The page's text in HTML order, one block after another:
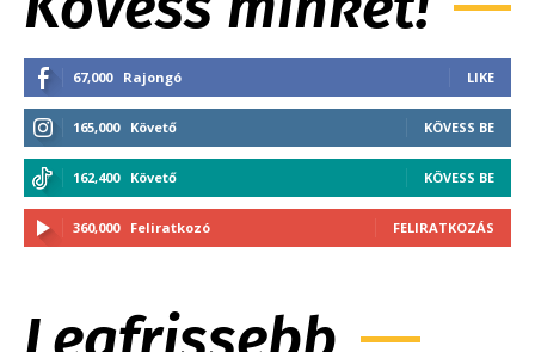
67,000 Rajongó LIKE
165,000 Követő KÖVESS BE
162,400 Követő KÖVESS BE
360,000 Feliratkozó FELIRATKOZÁS